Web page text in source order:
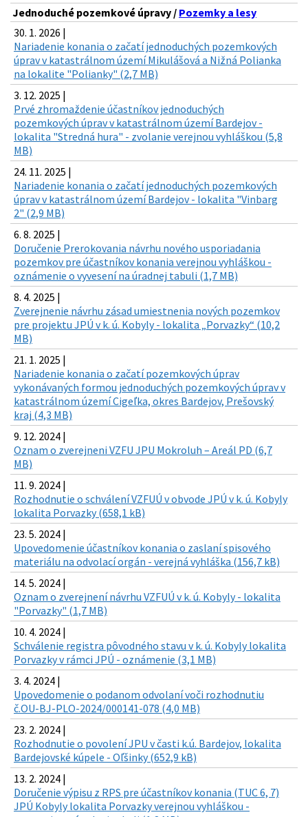
Jednoduché pozemkové úpravy / Pozemky a lesy
30. 1. 2026 |
Nariadenie konania o začatí jednoduchých pozemkových
úprav v katastrálnom území Mikulášová a Nižná Polianka
na lokalite "Polianky" (2,7 MB)
3. 12. 2025 |
Prvé zhromaždenie účastníkov jednoduchých
pozemkových úprav v katastrálnom území Bardejov -
lokalita "Stredná hura" - zvolanie verejnou vyhláškou (5,8
MB)
24. 11. 2025 |
Nariadenie konania o začatí jednoduchých pozemkových
úprav v katastrálnom území Bardejov - lokalita "Vinbarg
2" (2,9 MB)
6. 8. 2025 |
Doručenie Prerokovania návrhu nového usporiadania
pozemkov pre účastníkov konania verejnou vyhláškou -
oznámenie o vyvesení na úradnej tabuli (1,7 MB)
8. 4. 2025 |
Zverejnenie návrhu zásad umiestnenia nových pozemkov
pre projektu JPÚ v k. ú. Kobyly - lokalita „Porvazky“ (10,2
MB)
21. 1. 2025 |
Nariadenie konania o začatí pozemkových úprav
vykonávaných formou jednoduchých pozemkových úprav v
katastrálnom území Cigeľka, okres Bardejov, Prešovský
kraj (4,3 MB)
9. 12. 2024 |
Oznam o zverejneni VZFU JPU Mokroluh – Areál PD (6,7
MB)
11. 9. 2024 |
Rozhodnutie o schválení VZFUÚ v obvode JPÚ v k. ú. Kobyly
lokalita Porvazky (658,1 kB)
23. 5. 2024 |
Upovedomenie účastníkov konania o zaslaní spisového
materiálu na odvolací orgán - verejná vyhláška (156,7 kB)
14. 5. 2024 |
Oznam o zverejnení návrhu VZFUÚ v k. ú. Kobyly - lokalita
"Porvazky" (1,7 MB)
10. 4. 2024 |
Schválenie registra pôvodného stavu v k. ú. Kobyly lokalita
Porvazky v rámci JPÚ - oznámenie (3,1 MB)
3. 4. 2024 |
Upovedomenie o podanom odvolaní voči rozhodnutiu
č.OU-BJ-PLO-2024/000141-078 (4,0 MB)
23. 2. 2024 |
Rozhodnutie o povolení JPU v časti k.ú. Bardejov, lokalita
Bardejovské kúpele - Oľšinky (652,9 kB)
13. 2. 2024 |
Doručenie výpisu z RPS pre účastníkov konania (TUC 6, 7)
JPÚ Kobyly lokalita Porvazky verejnou vyhláškou -